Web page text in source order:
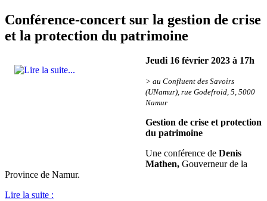
Conférence-concert sur la gestion de crise
et la protection du patrimoine
Jeudi 16 février 2023 à 17h
> au Confluent des Savoirs
(UNamur), rue Godefroid, 5, 5000
Namur
Gestion de crise et protection
du patrimoine
Une conférence de Denis
Mathen, Gouverneur de la
Province de Namur.
Lire la suite :